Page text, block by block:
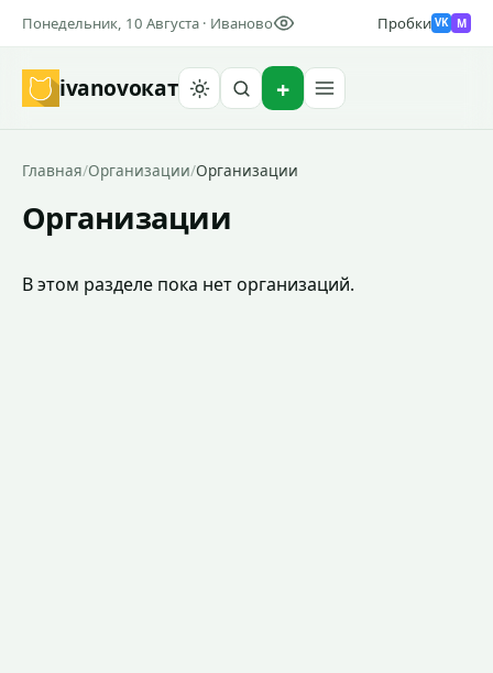
Понедельник, 10 Августа · Иваново Пробки VK M
ivanovoкат
Главная/Организации/Организации
Организации
В этом разделе пока нет организаций.